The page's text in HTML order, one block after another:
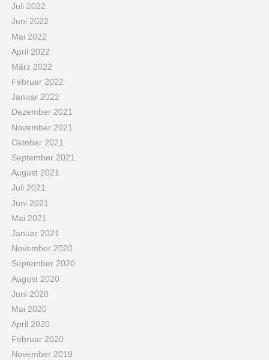
Juli 2022
Juni 2022
Mai 2022
April 2022
März 2022
Februar 2022
Januar 2022
Dezember 2021
November 2021
Oktober 2021
September 2021
August 2021
Juli 2021
Juni 2021
Mai 2021
Januar 2021
November 2020
September 2020
August 2020
Juni 2020
Mai 2020
April 2020
Februar 2020
November 2019